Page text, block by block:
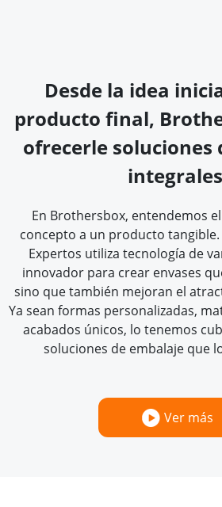
Desde la idea
producto final,
ofrecerle soluciones
En Brothersbox, entendemos
concepto a un producto
Expertos utiliza tecnología de
innovador para crear envases
sino que también mejoran el
Ya sean formas personalizadas,
acabados únicos, lo tenemos
soluciones de embalaje que
Ver más